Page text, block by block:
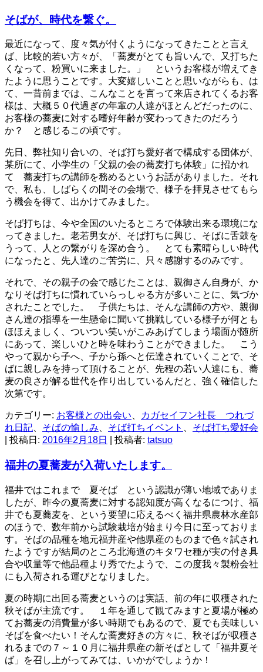
そばが、時代を繋ぐ。
最近になって、度々気が付くようになってきたことと言え
ば、比較的若い方々が、「蕎麦がとても旨いんで、又打ちた
くなって、粉買いに来ました。」 というお客様が増えてき
たように思うことです。大変嬉しいことと思いながらも、は
て、一昔前までは、こんなことを言って来店されてくるお客
様は、大概５０代過ぎの年輩の人達がほとんどだったのに、
お客様の蕎麦に対する嗜好年齢が変わってきたのだろう
か？ と感じるこの頃です。
先日、弊社知り合いの、そば打ち愛好者で構成する団体が、
某所にて、小学生の「父親の会の蕎麦打ち体験」に招かれ
て 蕎麦打ちの講師を務めるというお話がありました。それ
で、私も、しばらくの間その会場で、様子を拝見させてもら
う機会を得て、出かけてみました。
そば打ちは、今や全国のいたるところで体験出来る環境にな
ってきました。老若男女が、そば打ちに興じ、そばに舌鼓を
うって、人との繋がりを深め合う。 とても素晴らしい時代
になったと、先人達のご苦労に、只々感謝するのみです。
それで、その親子の会で感じたことは、親御さん自身が、か
なりそば打ちに慣れていらっしゃる方が多いことに、気づか
されたことでした。 子供たちは、そんな講師の方や、親御
さん達の指導を一生懸命に聞いて挑戦している様子が何とも
ほほえましく、ついつい笑いがこみあげてしまう場面が随所
にあって、楽しいひと時を味わうことができました。 こう
やって親から子へ、子から孫へと伝達されていくことで、そ
ばに親しみを持って頂けることが、先程の若い人達にも、蕎
麦の良さが解る世代を作り出しているんだと、強く確信した
次第です。
カテゴリー: お客様との出会い
カガセイフン社長 つれづ
れ日記
そばの愉しみ そば打ちイベント
そば打ち愛好会
| 投稿日: 2016年2月18日 投稿者: tatsuo
福井の夏蕎麦が入荷いたします。
福井ではこれまで 夏そば という認識が薄い地域でありま
したが、昨今の夏蕎麦に対する認知度が高くなるにつけ、福
井でも夏蕎麦を、という要望に応えるべく福井県農林水産部
のほうで、数年前から試験栽培が始まり今日に至っておりま
す。そばの品種を地元福井産や他県産のものまで色々試され
たようですが結局のところ北海道のキタワセ種が実の付き具
合や収量等で他品種より秀でたようで、この度我々製粉会社
にも入荷される運びとなりました。
夏の時期に出回る蕎麦というのは実話、前の年に収穫された
秋そばが主流です。 １年を通して観てみますと夏場が極め
てお蕎麦の消費量が多い時期でもあるので、夏でも美味しい
そばを食べたい！そんな蕎麦好きの方々に、秋そばが収穫さ
れるまでの７～１０月に福井県産の新そばとして「福井夏そ
ば」を召し上がってみては、いかがでしょうか！